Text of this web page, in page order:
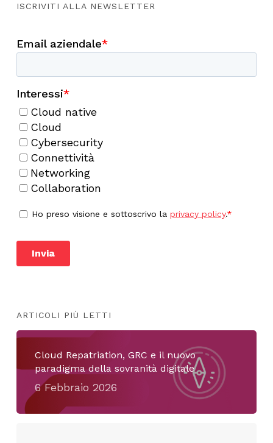
ISCRIVITI ALLA NEWSLETTER
ARTICOLI PIÙ LETTI
Cloud Repatriation, GRC e il nuovo
paradigma della sovranità digitale
6 Febbraio 2026